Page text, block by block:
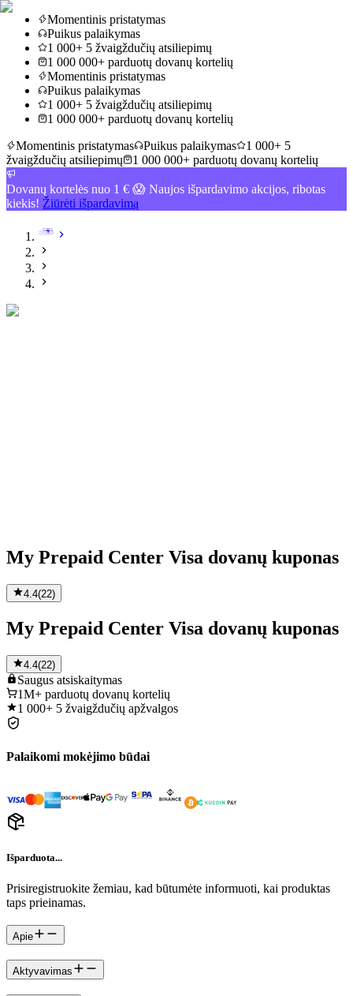
Momentinis pristatymas
Puikus palaikymas
1 000+ 5 žvaigždučių atsiliepimų
1 000 000+ parduotų dovanų kortelių
Momentinis pristatymas
Puikus palaikymas
1 000+ 5 žvaigždučių atsiliepimų
1 000 000+ parduotų dovanų kortelių
Momentinis pristatymas
Puikus palaikymas
1 000+ 5
žvaigždučių atsiliepimų
1 000 000+ parduotų dovanų kortelių
Dovanų kortelės nuo 1 € 😱 Naujos išpardavimo akcijos, ribotas
kiekis! Žiūrėti išpardavimą
My Prepaid Center Visa dovanų kuponas
4.4(22)
My Prepaid Center Visa dovanų kuponas
4.4(22)
Saugus atsiskaitymas
1M+ parduotų dovanų kortelių
1 000+ 5 žvaigždučių apžvalgos
Palaikomi mokėjimo būdai
Išparduota...
Prisiregistruokite žemiau, kad būtumėte informuoti, kai produktas
taps prieinamas.
Apie
Aktyvavimas